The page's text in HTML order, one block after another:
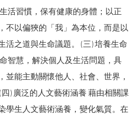
活習慣，保有健康的身體；以正
不以偏狹的「我」為本位，而是以
活之道與生命議題。 (三) 培養生命
智慧，解決個人及生活問題，具
並能主動關懷他人、社會、世界，
) 廣泛的人文藝術涵養 藉由相關課
學生人文藝術涵養，變化氣質。在